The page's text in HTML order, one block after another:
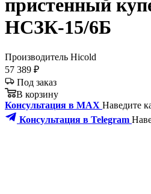
пристенный
НСЗК-15/6Б
Производитель Hicold
57 389 ₽
Под заказ
В корзину
Консультация в MAX Наведите
Консультация в Telegram